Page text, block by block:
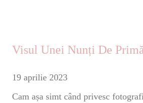
Visul Unei Nunți De
19 aprilie 2023
Cam așa simt când privesc